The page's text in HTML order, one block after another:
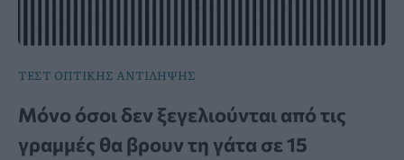
ΤΕΣΤ ΟΠΤΙΚΗΣ ΑΝΤΙΛΗΨΗΣ
Μόνο όσοι δεν ξεγελιούνται από τις
γραμμές θα βρουν τη γάτα σε 15